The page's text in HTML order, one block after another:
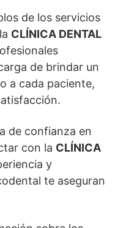
de los servicios
CLÍNICA DENTAL
de brindar un
a cada paciente,
de confianza en
con la CLÍNICA
y
te aseguran